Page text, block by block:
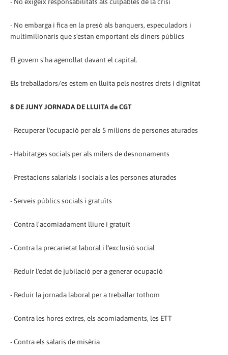
- No exigeix responsabilitats als culpables de la crisi
- No embarga i fica en la presó als banquers, especuladors i
multimilionaris que s'estan emportant els diners públics
El govern s'ha agenollat davant el capital.
Els treballadors/es estem en lluita pels nostres drets i dignitat
8 DE JUNY JORNADA DE LLUITA de CGT
- Recuperar l'ocupació per als 5 milions de persones aturades
- Habitatges socials per als milers de desnonaments
- Prestacions salarials i socials a les persones aturades
- Serveis públics socials i gratuïts
- Contra l'acomiadament lliure i gratuït
- Contra la precarietat laboral i l'exclusió social
- Reduir l'edat de jubilació per a generar ocupació
- Reduir la jornada laboral per a treballar tothom
- Contra les hores extres, els acomiadaments, les ETT
- Contra els salaris de misèria